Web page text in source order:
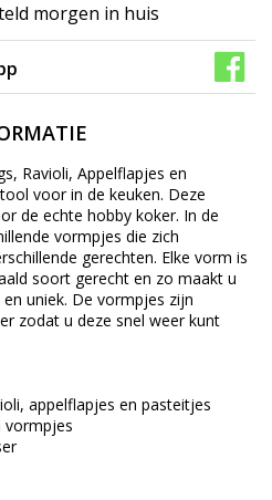
morgen in huis
Ravioli, Appelflapjes en
voor in de keuken. Deze
de echte hobby koker. In de
vormpjes die zich
gerechten. Elke vorm is
soort gerecht en zo maakt u
uniek. De vormpjes zijn
zodat u deze snel weer kunt
appelflapjes en pasteitjes
vormpjes